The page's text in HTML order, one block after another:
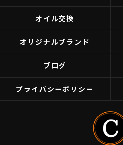
オイル交換
オリジナルブランド
ブログ
プライバシーポリシー